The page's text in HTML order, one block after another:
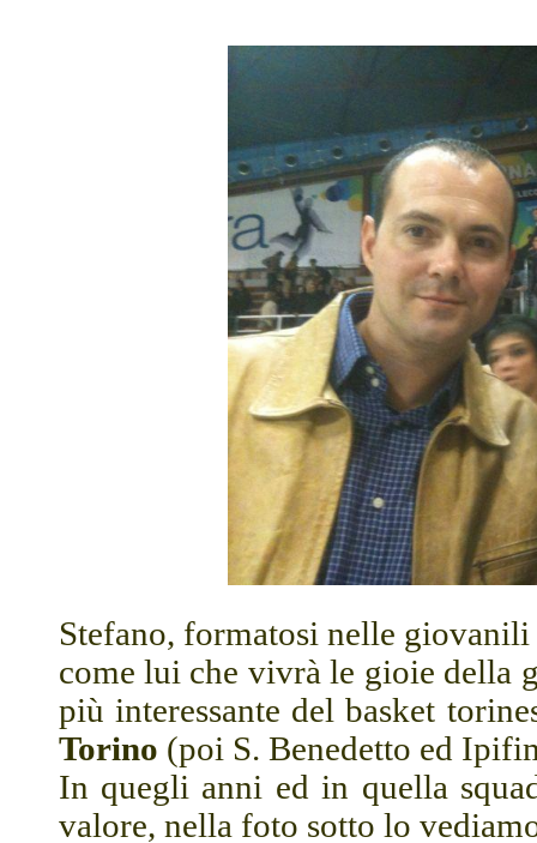
Stefano, formatosi nelle
come lui che vivrà le gioie della
più interessante del basket
Torino (poi S. Benedetto ed
In quegli anni ed in quella
valore, nella foto sotto lo